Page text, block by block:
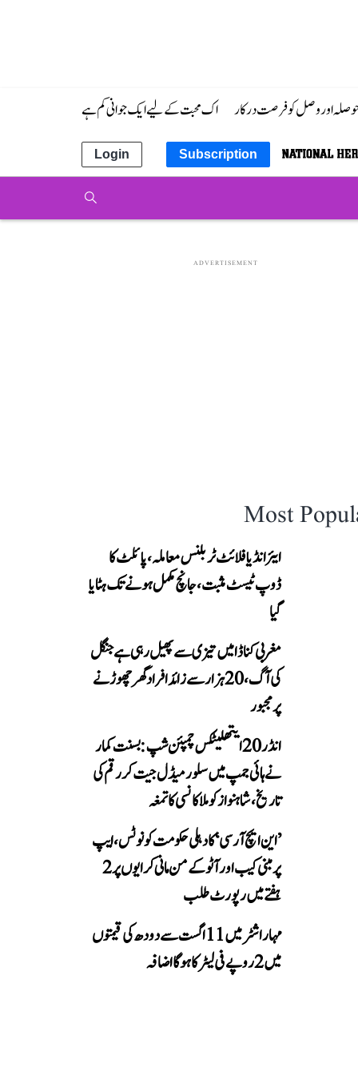
حوصلہ اور وصل کو فرصت درکار اک محبت کے لیے ایک جوانی کم ہے
Subscription
Login
ADVERTISEMENT
Most
ایئر انڈیا فلائٹ ٹربلنس معاملہ، پائلٹ کا
ڈوپ ٹیسٹ مثبت، جانچ مکمل ہونے تک ہٹایا
گیا
مغربی کناڈا میں تیزی سے پھیل رہی ہے جنگل
کی آگ، 20 ہزار سے زائد افراد گھر چھوڑنے
پر مجبور
انڈر 20 ایتھلیٹکس چمپئن شپ: بسنت کمار
نے ہائی جمپ میں سلور میڈل جیت کر رقم کی
تاریخ، شاہنواز کو ملا کانسی کا تمغہ
’این ایچ آر سی‘ کا دہلی حکومت کو نوٹس، ایپ
پر مبنی کیب اور آٹو کے من مانی کرایوں پر 2
ہفتے میں رپورٹ طلب
مہاراشٹر میں 11 اگست سے دودھ کی قیمتوں
میں 2 روپے فی لیٹر کا ہوگا اضافہ